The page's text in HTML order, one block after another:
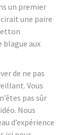
un premier
une paire
blague aux
de ne pas
Vous
pas sûr
Nous
d’expérience